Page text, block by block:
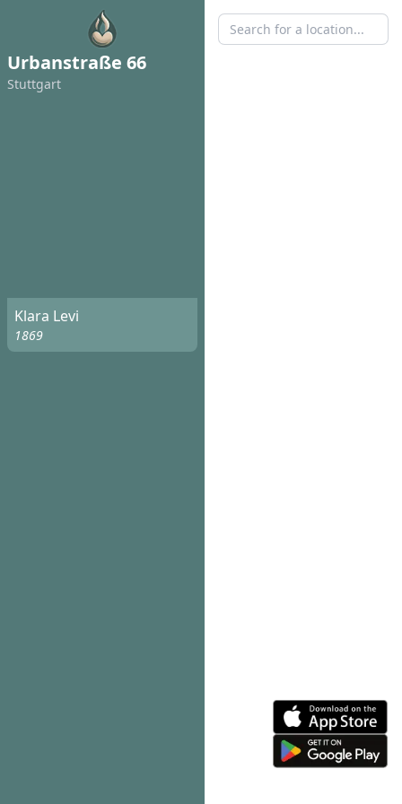
Urbanstraße 66
Stuttgart
Klara Levi
1869